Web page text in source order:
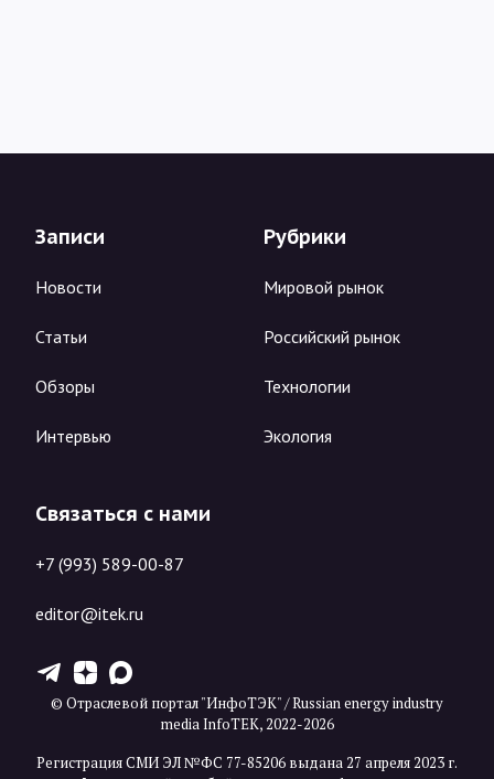
Записи
Новости
Статьи
Обзоры
Интервью
Рубрики
Мировой рынок
Российский рынок
Технологии
Экология
Связаться с нами
+7 (993) 589-00-87
editor@itek.ru
T Z X
© Отраслевой портал "ИнфоТЭК" / Russian energy industry
media InfoTEK, 2022-2026
Регистрация СМИ ЭЛ №ФС 77-85206 выдана 27 апреля 2023 г.